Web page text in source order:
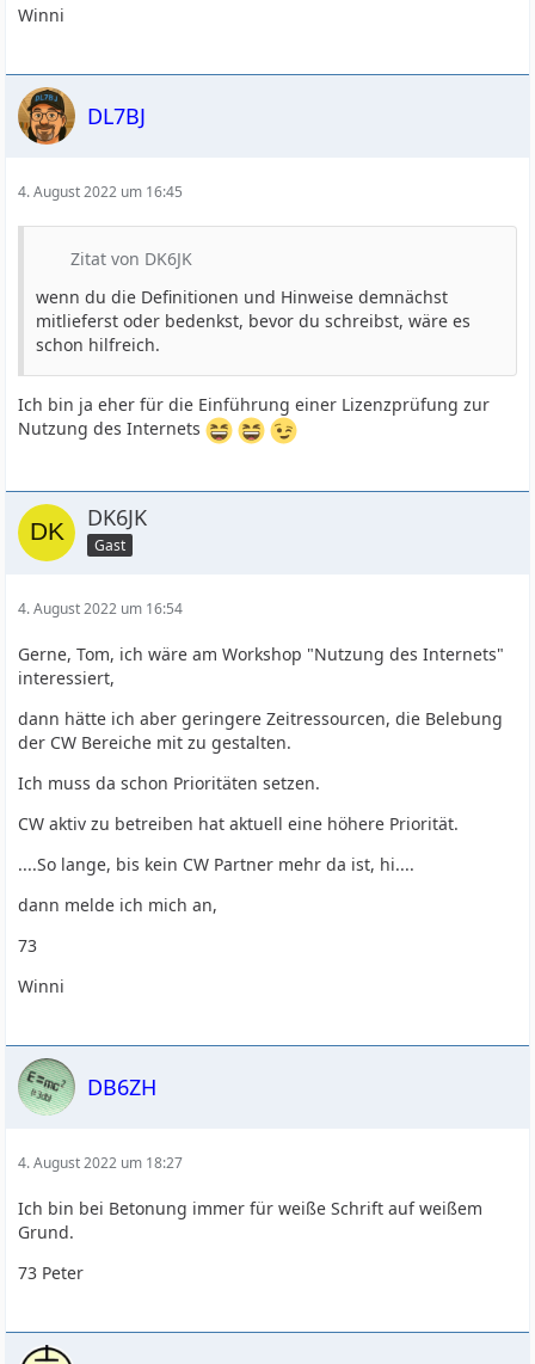
Winni
DL7BJ
4. August 2022 um 16:45
Zitat von DK6JK
wenn du die Definitionen und Hinweise demnächst
mitlieferst oder bedenkst, bevor du schreibst, wäre es
schon hilfreich.
Ich bin ja eher für die Einführung einer Lizenzprüfung zur
Nutzung des Internets
DK6JK
Gast
4. August 2022 um 16:54
Gerne, Tom, ich wäre am Workshop "Nutzung des Internets"
interessiert,
dann hätte ich aber geringere Zeitressourcen, die Belebung
der CW Bereiche mit zu gestalten.
Ich muss da schon Prioritäten setzen.
CW aktiv zu betreiben hat aktuell eine höhere Priorität.
....So lange, bis kein CW Partner mehr da ist, hi....
dann melde ich mich an,
73
Winni
DB6ZH
4. August 2022 um 18:27
Ich bin bei Betonung immer für weiße Schrift auf weißem
Grund.
73 Peter